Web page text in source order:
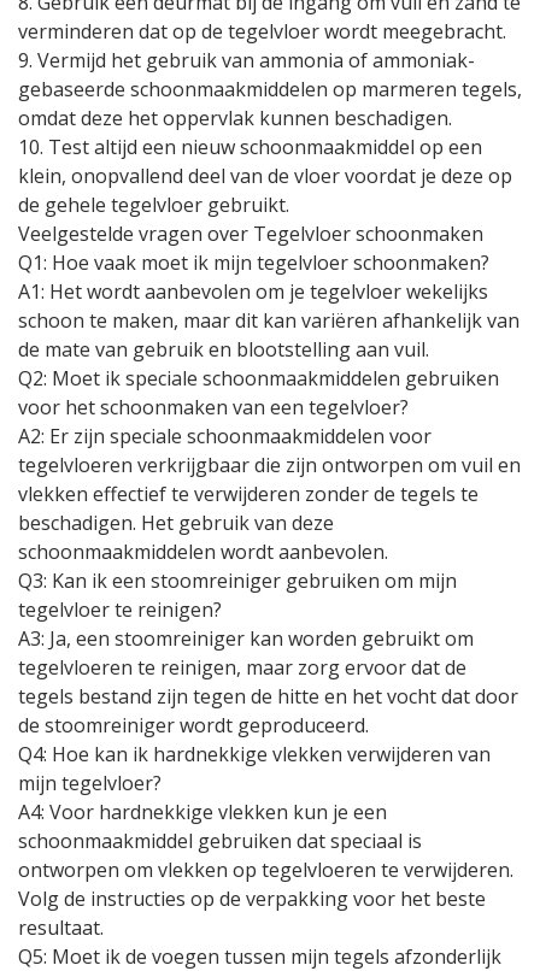
verminderen dat op de tegelvloer wordt meegebracht.
9. Vermijd het gebruik van ammonia of ammoniak-
gebaseerde schoonmaakmiddelen op marmeren tegels,
omdat deze het oppervlak kunnen beschadigen.
10. Test altijd een nieuw schoonmaakmiddel op een
klein, onopvallend deel van de vloer voordat je deze op
de gehele tegelvloer gebruikt.
Veelgestelde vragen over Tegelvloer schoonmaken
Q1: Hoe vaak moet ik mijn tegelvloer schoonmaken?
A1: Het wordt aanbevolen om je tegelvloer wekelijks
schoon te maken, maar dit kan variëren afhankelijk van
de mate van gebruik en blootstelling aan vuil.
Q2: Moet ik speciale schoonmaakmiddelen gebruiken
voor het schoonmaken van een tegelvloer?
A2: Er zijn speciale schoonmaakmiddelen voor
tegelvloeren verkrijgbaar die zijn ontworpen om vuil en
vlekken effectief te verwijderen zonder de tegels te
beschadigen. Het gebruik van deze
schoonmaakmiddelen wordt aanbevolen.
Q3: Kan ik een stoomreiniger gebruiken om mijn
tegelvloer te reinigen?
A3: Ja, een stoomreiniger kan worden gebruikt om
tegelvloeren te reinigen, maar zorg ervoor dat de
tegels bestand zijn tegen de hitte en het vocht dat door
de stoomreiniger wordt geproduceerd.
Q4: Hoe kan ik hardnekkige vlekken verwijderen van
mijn tegelvloer?
A4: Voor hardnekkige vlekken kun je een
schoonmaakmiddel gebruiken dat speciaal is
ontworpen om vlekken op tegelvloeren te verwijderen.
Volg de instructies op de verpakking voor het beste
resultaat.
Q5: Moet ik de voegen tussen mijn tegels afzonderlijk